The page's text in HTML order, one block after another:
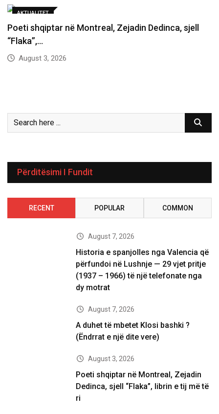
AKTUALITET
Poeti shqiptar në Montreal, Zejadin Dedinca, sjell
“Flaka”,…
August 3, 2026
Përditësimi I Fundit
RECENT POPULAR COMMON
August 7, 2026
Historia e spanjolles nga Valencia që
përfundoi në Lushnje — 29 vjet pritje
(1937 – 1966) të një telefonate nga
dy motrat
August 7, 2026
A duhet të mbetet Klosi bashki ?
(Ëndrrat e një dite vere)
August 3, 2026
Poeti shqiptar në Montreal, Zejadin
Dedinca, sjell “Flaka”, librin e tij më të
ri